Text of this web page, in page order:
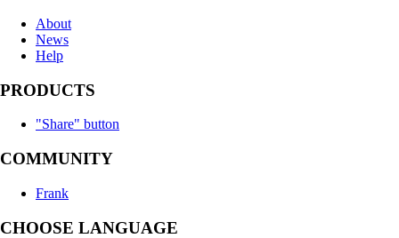
About
News
Help
PRODUCTS
"Share" button
COMMUNITY
Frank
CHOOSE LANGUAGE